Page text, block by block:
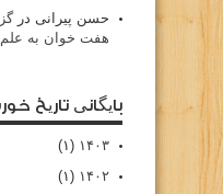
حسن پیرانی در
هفت خوان به علم
بایگانی تاریخ
۱۴۰۳ (۱)
۱۴۰۲ (۱)